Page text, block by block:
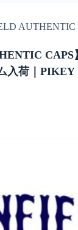
AUTHENTIC
CAPS
入荷｜PIKEY